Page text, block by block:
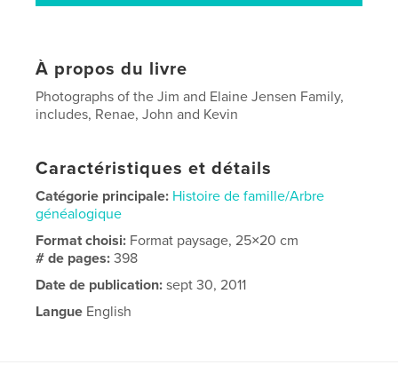
À propos du livre
Photographs of the Jim and Elaine Jensen Family,
includes, Renae, John and Kevin
Caractéristiques et détails
Catégorie principale: Histoire de famille/Arbre
généalogique
Format choisi: Format paysage, 25×20 cm
# de pages:398
Date de publication: sept 30, 2011
Langue English